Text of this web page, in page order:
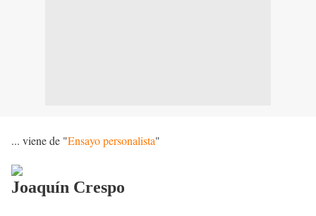
... viene de "Ensayo personalista"
Joaquín Crespo